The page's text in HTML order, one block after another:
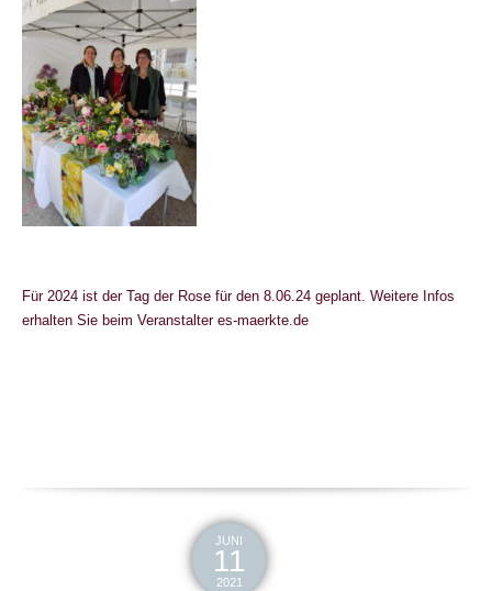
Für 2024 ist der Tag der Rose für den 8.06.24 geplant. Weitere Infos
erhalten Sie beim Veranstalter es-maerkte.de
JUNI
11
2021